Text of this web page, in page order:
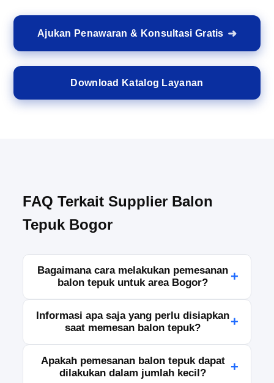
Ajukan Penawaran & Konsultasi Gratis
Download Katalog Layanan
FAQ Terkait Supplier Balon
Tepuk Bogor
Bagaimana cara melakukan pemesanan
balon tepuk untuk area Bogor?
+
menghubungi tim kami melalui WhatsApp, telepon,
atau formulir pemesanan yang tersedia.
Sampaikan kebutuhan Anda, seperti jumlah,
ukuran, warna, dan jadwal pengiriman agar kami
dapat memproses pesanan dengan tepat.
Informasi apa saja yang perlu disiapkan
saat memesan balon tepuk?
+
balon, desain atau warna yang diinginkan, alamat
pengiriman, tanggal penggunaan, serta kontak
Apakah pemesanan balon tepuk dapat
dilakukan dalam jumlah kecil?
+